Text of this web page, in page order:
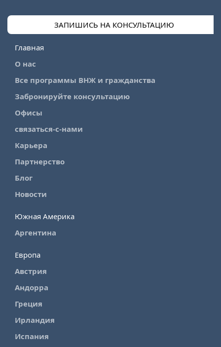
ЗАПИШИСЬ НА КОНСУЛЬТАЦИЮ
Главная
О нас
Все программы ВНЖ и гражданства
Забронируйте консультацию
Офисы
связаться-с-нами
Карьера
Партнерство
Блог
Новости
Южная Америка
Аргентина
Европа
Австрия
Андорра
Греция
Ирландия
Испания